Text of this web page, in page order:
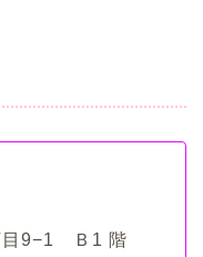
目9−1 Ｂ1 階